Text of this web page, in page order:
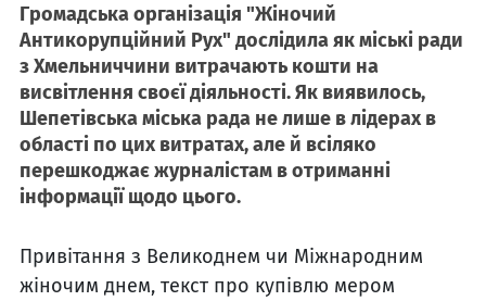
Громадська організація "Жіночий
Антикорупційний Рух" дослідила як міські ради
з Хмельниччини витрачають кошти на
висвітлення своєї діяльності. Як виявилось,
Шепетівська міська рада не лише в лідерах в
області по цих витратах, але й всіляко
перешкоджає журналістам в отриманні
інформації щодо цього.
Привітання з Великоднем чи Міжнародним
жіночим днем, текст про купівлю мером